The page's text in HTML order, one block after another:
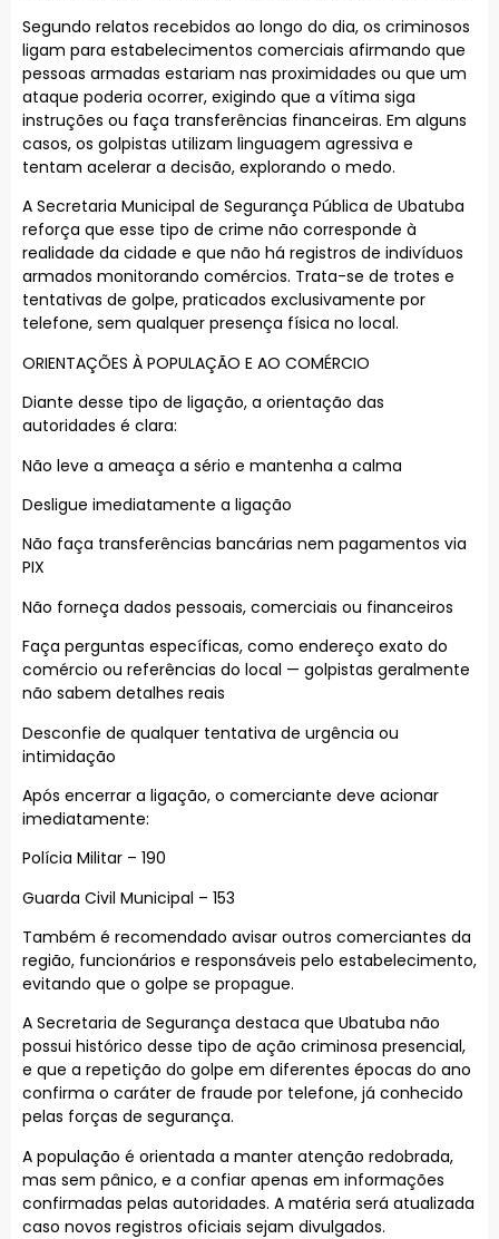
Segundo relatos recebidos ao longo do dia, os criminosos
ligam para estabelecimentos comerciais afirmando que
pessoas armadas estariam nas proximidades ou que um
ataque poderia ocorrer, exigindo que a vítima siga
instruções ou faça transferências financeiras. Em alguns
casos, os golpistas utilizam linguagem agressiva e
tentam acelerar a decisão, explorando o medo.
A Secretaria Municipal de Segurança Pública de Ubatuba
reforça que esse tipo de crime não corresponde à
realidade da cidade e que não há registros de indivíduos
armados monitorando comércios. Trata-se de trotes e
tentativas de golpe, praticados exclusivamente por
telefone, sem qualquer presença física no local.
ORIENTAÇÕES À POPULAÇÃO E AO COMÉRCIO
Diante desse tipo de ligação, a orientação das
autoridades é clara:
Não leve a ameaça a sério e mantenha a calma
Desligue imediatamente a ligação
Não faça transferências bancárias nem pagamentos via
PIX
Não forneça dados pessoais, comerciais ou financeiros
Faça perguntas específicas, como endereço exato do
comércio ou referências do local — golpistas geralmente
não sabem detalhes reais
Desconfie de qualquer tentativa de urgência ou
intimidação
Após encerrar a ligação, o comerciante deve acionar
imediatamente:
Polícia Militar – 190
Guarda Civil Municipal – 153
Também é recomendado avisar outros comerciantes da
região, funcionários e responsáveis pelo estabelecimento,
evitando que o golpe se propague.
A Secretaria de Segurança destaca que Ubatuba não
possui histórico desse tipo de ação criminosa presencial,
e que a repetição do golpe em diferentes épocas do ano
confirma o caráter de fraude por telefone, já conhecido
pelas forças de segurança.
A população é orientada a manter atenção redobrada,
mas sem pânico, e a confiar apenas em informações
confirmadas pelas autoridades. A matéria será atualizada
caso novos registros oficiais sejam divulgados.